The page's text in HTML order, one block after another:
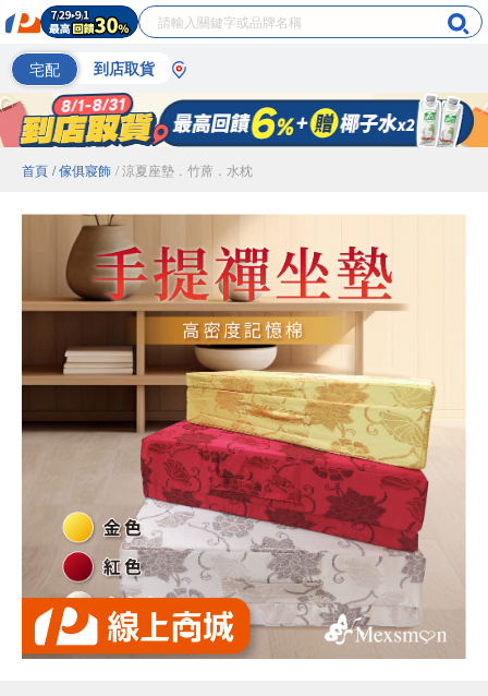
宅配 到店取貨
首頁 / 傢俱寢飾 / 涼夏座墊．竹蓆．水枕